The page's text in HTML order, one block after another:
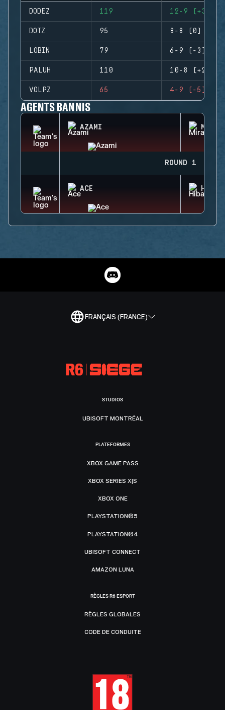
DODEZ 119 12-9 (+3)
DOTZ 95 8-8 (0)
LOBIN 79 6-9 (-3)
PALUH 110 10-8 (+2)
VOLPZ 65 4-9 (-5)
AGENTS BANNIS
AZAMI MIRA
ROUND 1
ACE
FRANÇAIS (FRANCE)
STUDIOS
UBISOFT MONTRÉAL
PLATEFORMES
XBOX GAME PASS
XBOX SERIES X|S
XBOX ONE
PLAYSTATION®5
PLAYSTATION®4
UBISOFT CONNECT
AMAZON LUNA
RÈGLES R6 ESPORT
RÈGLES GLOBALES
CODE DE CONDUITE